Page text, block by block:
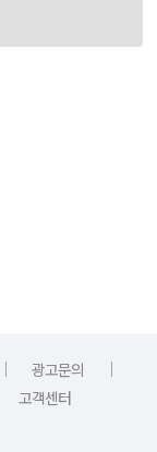
｜ 광고문의
｜
고객센터